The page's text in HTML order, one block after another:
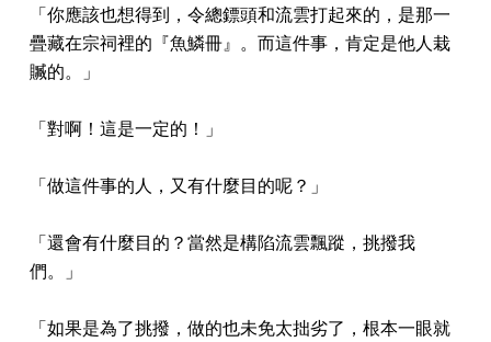
「你應該也想得到，令總鏢頭和流雲打起來的，是那一
疊藏在宗祠裡的『魚鱗冊』。而這件事，肯定是他人栽
贓的。」
「對啊！這是一定的！」
「做這件事的人，又有什麼目的呢？」
「還會有什麼目的？當然是構陷流雲飄蹤，挑撥我
們。」
「如果是為了挑撥，做的也未免太拙劣了，根本一眼就